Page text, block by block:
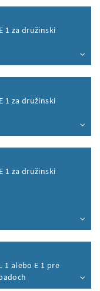
1 za družinski
1 za družinski
1 za družinski
1 alebo E 1 pre